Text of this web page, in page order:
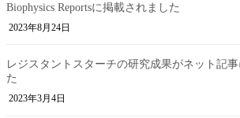
Biophysics Reportsに掲載されました
2023年8月24日
レジスタントスターチの研究成果がネット記
た
2023年3月4日